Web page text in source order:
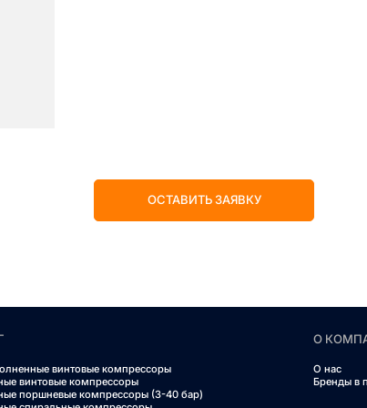
ОСТАВИТЬ ЗАЯВКУ
винтовые компрессоры
винтовые компрессоры
поршневые компрессоры (3-40 бар)
О
О нас
Бренды в